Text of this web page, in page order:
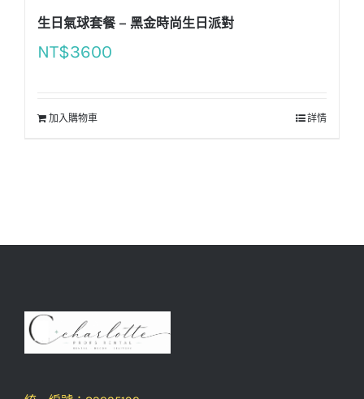
生日氣球套餐 – 黑金時尚生日派對
NT$3600
加入購物車 詳情